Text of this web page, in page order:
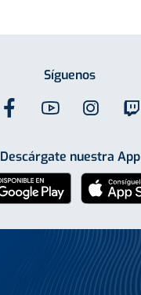
Síguenos
Descárgate nuestra App